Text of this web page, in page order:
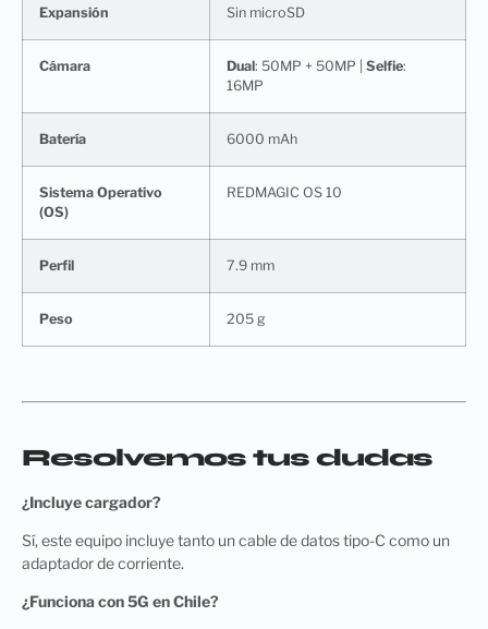
Expansión Sin microSD
Cámara Dual: 50MP + 50MP | Selfie:
16MP
Batería 6000 mAh
Sistema Operativo
(OS)
REDMAGIC OS 10
Perfil 7.9 mm
Peso 205 g
Resolvemos tus dudas
¿Incluye cargador?
Sí, este equipo incluye tanto un cable de datos tipo-C como un
adaptador de corriente.
¿Funciona con 5G en Chile?